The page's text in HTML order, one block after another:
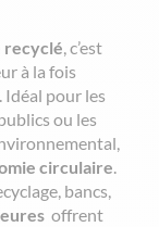
recyclé, c’est
à la fois
. Idéal pour les
ou les
circulaire.
bancs,
offrent